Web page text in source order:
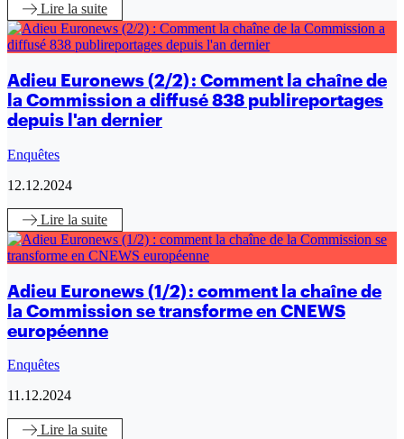
Lire la suite
Adieu Euronews (2/2) : Comment la chaîne de
la Commission a diffusé 838 publireportages
depuis l'an dernier
Enquêtes
12.12.2024
Lire la suite
Adieu Euronews (1/2) : comment la chaîne de
la Commission se transforme en CNEWS
européenne
Enquêtes
11.12.2024
Lire la suite